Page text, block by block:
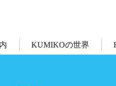
KUMIKOの世界